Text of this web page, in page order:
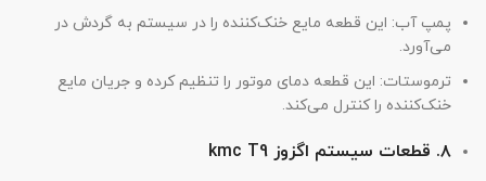
پمپ آب: این قطعه مایع خنک‌کننده را در سیستم به گردش در
می‌آورد.
ترموستات: این قطعه دمای موتور را تنظیم کرده و جریان مایع
خنک‌کننده را کنترل می‌کند.
۸. قطعات سیستم اگزوز kmc T9